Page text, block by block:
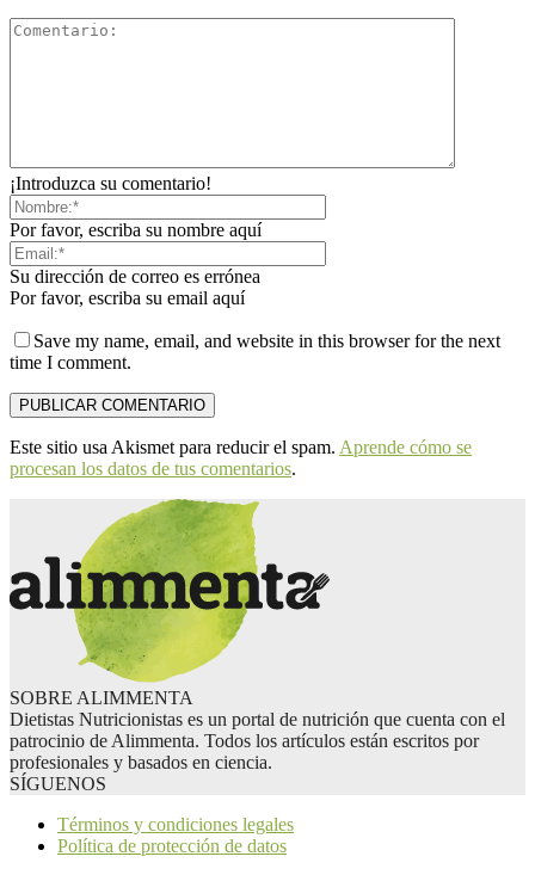
¡Introduzca su comentario!
Por favor, escriba su nombre aquí
Su dirección de correo es errónea
Por favor, escriba su email aquí
Save my name, email, and website in this browser for the next
time I comment.
Este sitio usa Akismet para reducir el spam. Aprende cómo se
procesan los datos de tus comentarios.
SOBRE ALIMMENTA
Dietistas Nutricionistas es un portal de nutrición que cuenta con el
patrocinio de Alimmenta. Todos los artículos están escritos por
profesionales y basados en ciencia.
SÍGUENOS
Términos y condiciones legales
Política de protección de datos